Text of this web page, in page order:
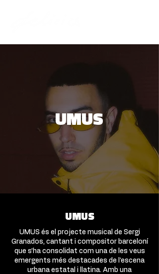
UMUS
UMUS
UMUS és el projecte musical de Sergi
Granados, cantant i compositor barceloní
que s’ha consolidat com una de les veus
emergents més destacades de l’escena
urbana estatal i llatina. Amb una